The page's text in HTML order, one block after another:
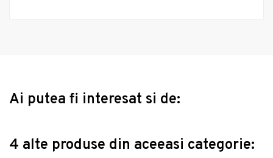
Ai putea fi interesat si de:
4 alte produse din aceeasi categorie: